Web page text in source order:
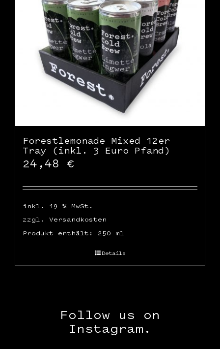
Forestlemonade Mixed 12er
Tray (inkl. 3 Euro Pfand)
24,48 €
inkl. 19 % MwSt.
zzgl. Versandkosten
Produkt enthält: 250 ml
Details
Follow us on
Instagram.